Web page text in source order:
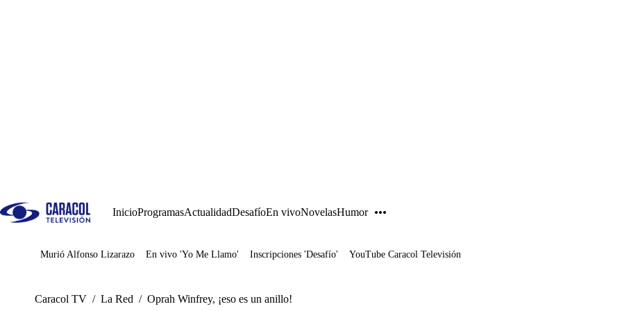
InicioProgramasActualidadDesafíoEn vivoNovelasHumor
Juegos
Murió Alfonso Lizarazo En vivo 'Yo Me Llamo' Inscripciones 'Desafío' YouTube Caracol Televisión
Caracol TV / La Red / Oprah Winfrey, ¡eso es un anillo!